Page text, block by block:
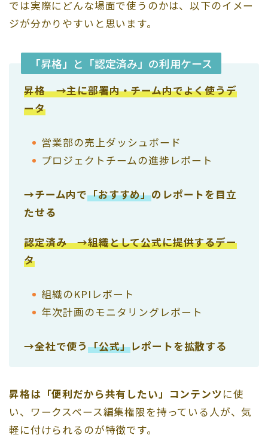
では実際にどんな場面で使うのかは、以下のイメー
ジが分かりやすいと思います。
「昇格」と「認定済み」の利用ケース
昇格 →主に部署内・チーム内でよく使うデ
ータ
営業部の売上ダッシュボード
プロジェクトチームの進捗レポート
→チーム内で「おすすめ」のレポートを目立
たせる
認定済み →組織として公式に提供するデー
タ
組織のKPIレポート
年次計画のモニタリングレポート
→全社で使う「公式」レポートを拡散する
昇格は「便利だから共有したい」コンテンツに使
い、ワークスペース編集権限を持っている人が、気
軽に付けられるのが特徴です。